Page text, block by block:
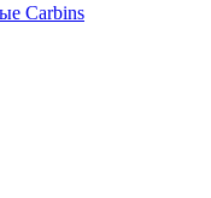
Carbins